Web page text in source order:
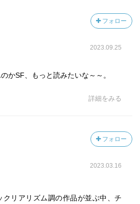
フォロー
2023.09.25
かSF、もっと読みたいな～～。
詳細をみる
フォロー
2023.03.16
クリアリズム調の作品が並ぶ中、チ